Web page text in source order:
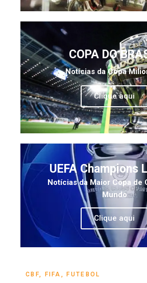
COPA DO
Notícias da Copa
Clique aqui
UEFA Champions
Notícias da Maior Copa de
Mundo
Clique aqui
CBF FIFA ,FUTEBOL